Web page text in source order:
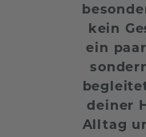
kein
ein
deiner
Alltag